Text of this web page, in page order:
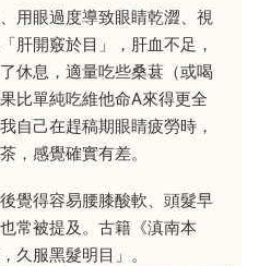
用眼過度導致眼睛乾澀、視
肝開竅於目」，肝血不足，
休息，適量吃些桑葚（或喝
比單純吃維他命A來得更全
自己在趕稿期眼睛疲勞時，
，感覺確實有差。
覺得容易腰膝酸軟、頭髮早
常被提及。古籍《滇南本
久服黑髮明目」。